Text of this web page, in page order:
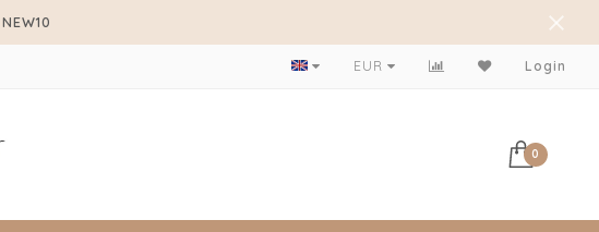
Achteraf betalen mogelijk!
EUR Login
0